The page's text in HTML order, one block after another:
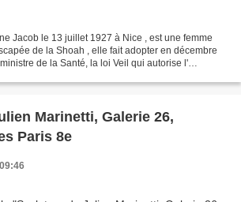
Jacob le 13 juillet 1927 à Nice , est une femme
de la Shoah , elle fait adopter en décembre
de la Santé, la loi Veil qui autorise l'
Marinetti, Galerie 26,
Paris 8e